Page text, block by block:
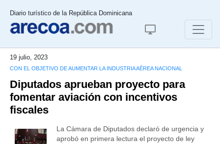
Diario turístico de la República Dominicana
19 julio, 2023
CON EL OBJETIVO DE AUMENTAR LA INDUSTRIA AÉREA NACIONAL
Diputados aprueban proyecto para
fomentar aviación con incentivos
fiscales
La Cámara de Diputados declaró de urgencia y
aprobó en primera lectura el proyecto de ley